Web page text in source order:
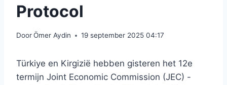
Protocol
DoorÖmer Aydin 19 september 2025 04:17
Türkiye en Kirgizië hebben gisteren het 12e
termijn Joint Economic Commission (JEC) -